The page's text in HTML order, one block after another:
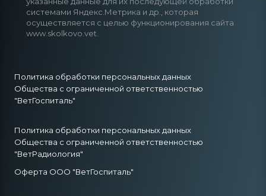
системами Яндекс.Метрика и др., которая
осуществляется с целью функционирования сайта
www.skolkovo.vet.
Политика обработки персональных данных
Общества с ограниченной ответственностью
"ВетГоспиталь"
Политика обработки персональных данных
Общества с ограниченной ответственностью
"ВетРадиология"
Оферта ООО "ВетГоспиталь"